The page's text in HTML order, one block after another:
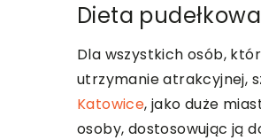
Dieta
Dla wszystkich osób,
utrzymanie atrakcyjnej,
Katowice, jako duże
osoby, dostosowując ją